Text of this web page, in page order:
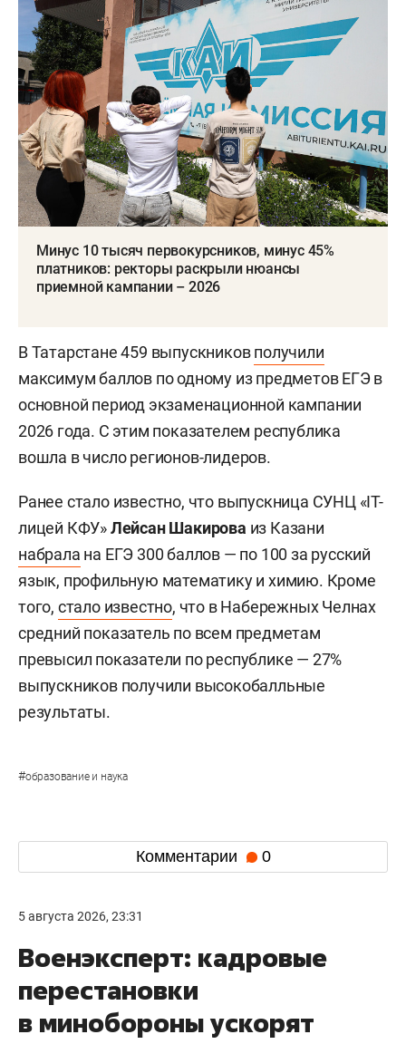
Минус 10 тысяч первокурсников, минус 45%
платников: ректоры раскрыли нюансы
приемной кампании – 2026
В Татарстане 459 выпускниковполучили
максимум баллов по одному из предметов ЕГЭ в
основной период экзаменационной кампании
2026 года. С этим показателем республика
вошла в число регионов-лидеров.
Ранее стало известно, что выпускница СУНЦ «IT-
лицей КФУ»Лейсан Шакирова из Казани
набрала на ЕГЭ 300 баллов — по 100 за русский
язык, профильную математику и химию. Кроме
того, стало известно, что в Набережных Челнах
средний показатель по всем предметам
превысил показатели по республике — 27%
выпускников получили высокобалльные
результаты.
#образование и наука
Комментарии 0
5 августа 2026, 23:31
Военэксперт: кадровые
перестановки
в минобороны ускорят